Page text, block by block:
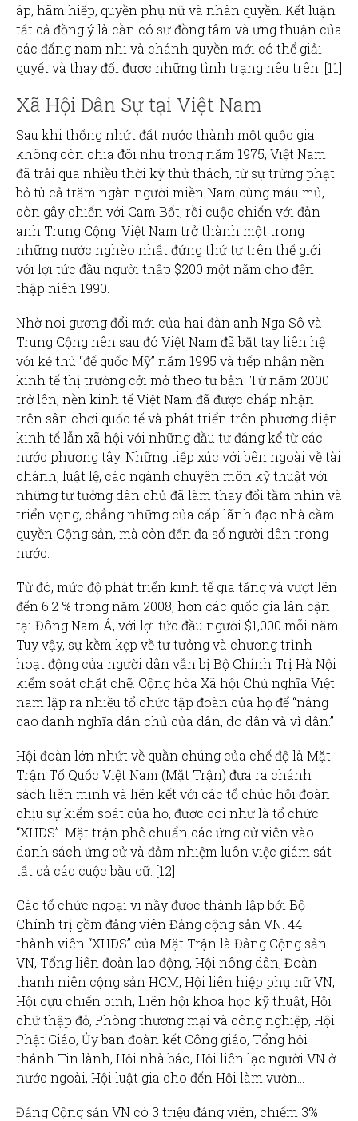
áp, hãm hiếp, quyền phụ nữ và nhân quyền. Kết luận
tất cả đồng ý là cần có sư đồng tâm và ưng thuận của
các đấng nam nhi và chánh quyền mới có thể giải
quyết và thay đổi được những tình trạng nêu trên. [11]
Xã Hội Dân Sự tại Việt Nam
Sau khi thống nhứt đất nước thành một quốc gia
không còn chia đôi như trong năm 1975, Việt Nam
đã trải qua nhiều thời kỳ thử thách, từ sự trừng phạt
bỏ tù cả trăm ngàn người miền Nam cùng máu mủ,
còn gây chiến với Cam Bốt, rồi cuộc chiến với đàn
anh Trung Cộng. Việt Nam trở thành một trong
những nước nghèo nhất đứng thứ tư trên thế giới
với lợi tức đầu người thấp $200 một năm cho đến
thập niên 1990.
Nhờ noi gương đổi mới của hai đàn anh Nga Sô và
Trung Cộng nên sau đó Việt Nam đã bắt tay liên hệ
với kẻ thù “đế quốc Mỹ” năm 1995 và tiếp nhận nền
kinh tế thị trường cởi mở theo tư bản. Từ năm 2000
trở lên, nền kinh tế Việt Nam đã được chấp nhận
trên sân chơi quốc tế và phát triển trên phương diện
kinh tế lẫn xã hội với những đầu tư đáng kể từ các
nước phương tây. Những tiếp xúc với bên ngoài về tài
chánh, luật lệ, các ngành chuyên môn kỹ thuật với
những tư tưởng dân chủ đã làm thay đổi tầm nhìn và
triển vọng, chẳng những của cấp lãnh đạo nhà cầm
quyền Cộng sản, mà còn đến đa số người dân trong
nước.
Từ đó, mức độ phát triển kinh tế gia tăng và vượt lên
đến 6.2 % trong năm 2008, hơn các quốc gia lân cận
tại Đông Nam Á, với lợi tức đầu người $1,000 mỗi năm.
Tuy vậy, sự kềm kẹp về tư tưởng và chương trình
hoạt động của người dân vẫn bị Bộ Chính Trị Hà Nội
kiểm soát chặt chẽ. Cộng hòa Xã hội Chủ nghĩa Việt
nam lập ra nhiều tổ chức tập đoàn của họ để “nâng
cao danh nghĩa dân chủ của dân, do dân và vì dân.”
Hội đoàn lớn nhứt về quần chúng của chế độ là Mặt
Trận Tổ Quốc Việt Nam (Mặt Trận) đưa ra chánh
sách liên minh và liên kết với các tổ chức hội đoàn
chịu sự kiểm soát của họ, được coi như là tổ chức
“XHDS”. Mặt trận phê chuẩn các ứng cử viên vào
danh sách ứng cử và đảm nhiệm luôn việc giám sát
tất cả các cuộc bầu cữ. [12]
Các tổ chức ngoại vi nầy đươc thành lập bởi Bộ
Chính trị gồm đảng viên Đảng cộng sản VN. 44
thành viên “XHDS” của Mặt Trận là Đảng Cộng sản
VN, Tổng liên đoàn lao động, Hội nông dân, Đoàn
thanh niên cộng sản HCM, Hội liên hiệp phụ nữ VN,
Hội cựu chiến binh, Liên hội khoa học kỹ thuật, Hội
chữ thập đỏ, Phòng thương mại và công nghiệp, Hội
Phật Giáo, Ủy ban đoàn kết Công giáo, Tổng hội
thánh Tin lành, Hội nhà báo, Hội liên lạc người VN ở
nước ngoài, Hội luật gia cho đến Hội làm vườn…
Đảng Cộng sản VN có 3 triệu đảng viên, chiếm 3%